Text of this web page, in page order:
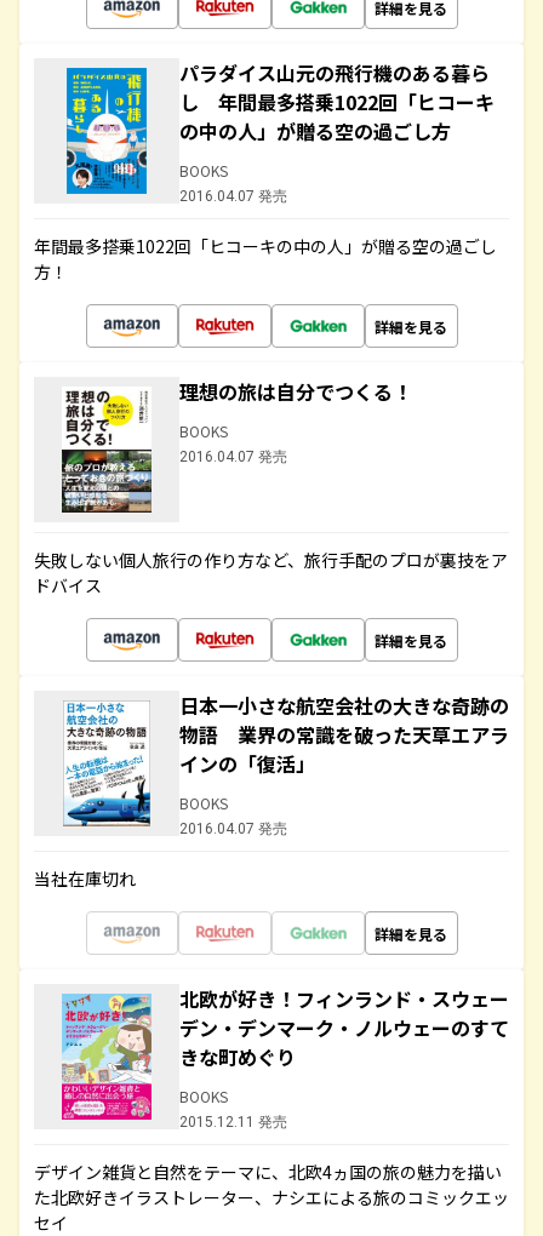
詳細を見る
パラダイス山元の飛行機のある暮ら
し 年間最多搭乗1022回「ヒコーキ
の中の人」が贈る空の過ごし方
BOOKS
2016.04.07 発売
年間最多搭乗1022回「ヒコーキの中の人」が贈る空の過ごし
方！
詳細を見る
理想の旅は自分でつくる！
BOOKS
2016.04.07 発売
失敗しない個人旅行の作り方など、旅行手配のプロが裏技をア
ドバイス
詳細を見る
日本一小さな航空会社の大きな奇跡の
物語 業界の常識を破った天草エアラ
インの「復活」
BOOKS
2016.04.07 発売
当社在庫切れ
詳細を見る
北欧が好き！フィンランド・スウェー
デン・デンマーク・ノルウェーのすて
きな町めぐり
BOOKS
2015.12.11 発売
デザイン雑貨と自然をテーマに、北欧4ヵ国の旅の魅力を描い
た北欧好きイラストレーター、ナシエによる旅のコミックエッ
セイ